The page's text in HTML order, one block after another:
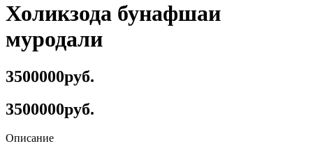
Холикзода бунафшаи
муродали
3500000руб.
3500000руб.
Описание